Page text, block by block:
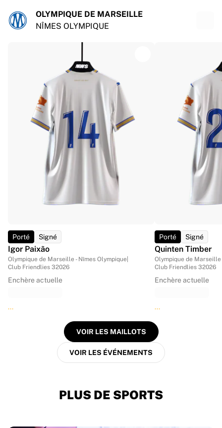
OLYMPIQUE DE MARSEILLE
NÎMES OLYMPIQUE
Porté Signé
Igor Paixão
Olympique de Marseille - Nîmes Olympique
Club Friendlies 32026
Enchère actuelle
...
Porté Signé
Quinten Timber
Olympique de Marseille
Club Friendlies 32026
Enchère actuelle
...
VOIR LES MAILLOTS
VOIR LES ÉVÉNEMENTS
PLUS DE SPORTS